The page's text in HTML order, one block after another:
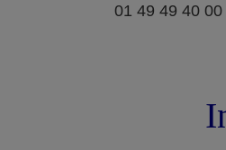
01 49 49 40 00